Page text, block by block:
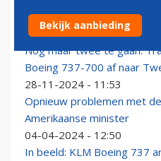
Transavia zwaait laatste
12-12-2024 - 11:48
Nog maar twee te gaan:
Boeing 737-700 af naar
28-11-2024 - 11:53
Opnieuw problemen met
Amerikaanse minister
04-04-2024 - 12:50
In beeld: KLM Boeing 737
Bekijk aanbieding